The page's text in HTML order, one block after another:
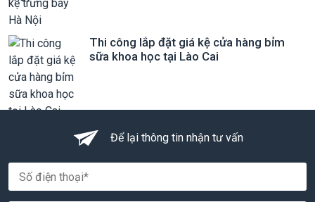
Thi công lắp đặt giá kệ cửa hàng bỉm
sữa khoa học tại Lào Cai
Để lại thông tin nhận tư vấn